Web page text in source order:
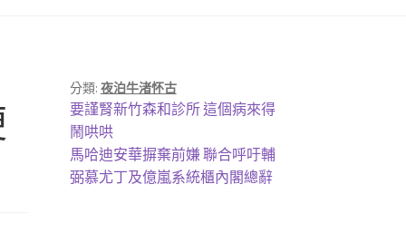
分類: 夜泊牛渚怀古
上
一
篇
文
要謹腎新竹森和診所 這個病來得
鬧哄哄
下
一
馬哈迪安華摒棄前嫌 聯合呼吁輔
弼慕尤丁及億嵐系統櫃內閣總辭